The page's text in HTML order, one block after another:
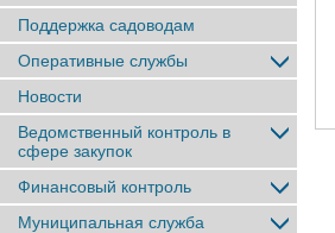
Поддержка садоводам
Оперативные службы
Новости
Ведомственный контроль в
сфере закупок
Финансовый контроль
Муниципальная служба